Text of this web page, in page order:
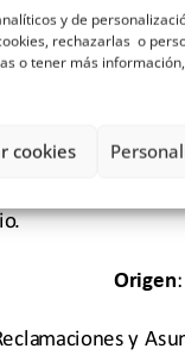
y de
rechazarlas o
o tener más
cookies